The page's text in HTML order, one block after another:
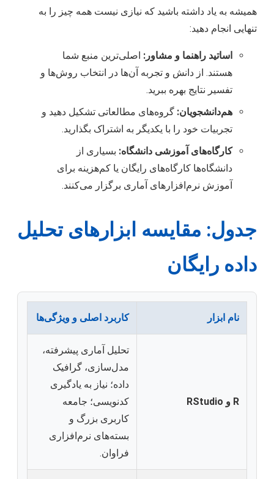
همیشه به یاد داشته باشید که نیازی نیست همه چیز را به
تنهایی انجام دهید:
اساتید راهنما و مشاور: اصلی‌ترین منبع شما
هستند. از دانش و تجربه آن‌ها در انتخاب روش‌ها و
تفسیر نتایج بهره ببرید.
هم‌دانشجویان: گروه‌های مطالعاتی تشکیل دهید و
تجربیات خود را با یکدیگر به اشتراک بگذارید.
کارگاه‌های آموزشی دانشگاه: بسیاری از
دانشگاه‌ها کارگاه‌های رایگان یا کم‌هزینه برای
آموزش نرم‌افزارهای آماری برگزار می‌کنند.
جدول: مقایسه ابزارهای تحلیل
داده رایگان
نام ابزار کاربرد اصلی و ویژگی‌ها
R و RStudio
تحلیل آماری پیشرفته،
مدل‌سازی، گرافیک
داده؛ نیاز به یادگیری
کدنویسی؛ جامعه
کاربری بزرگ و
بسته‌های نرم‌افزاری
فراوان.